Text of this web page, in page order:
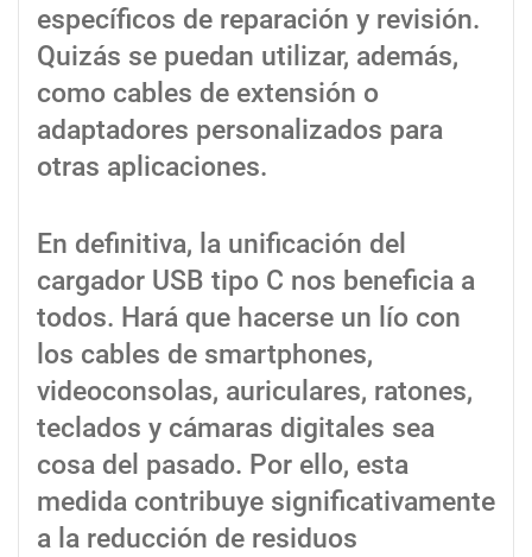
específicos de reparación y revisión.
Quizás se puedan utilizar, además,
como cables de extensión o
adaptadores personalizados para
otras aplicaciones.
En definitiva, la unificación del
cargador USB tipo C nos beneficia a
todos. Hará que hacerse un lío con
los cables de smartphones,
videoconsolas, auriculares, ratones,
teclados y cámaras digitales sea
cosa del pasado. Por ello, esta
medida contribuye significativamente
a la reducción de residuos